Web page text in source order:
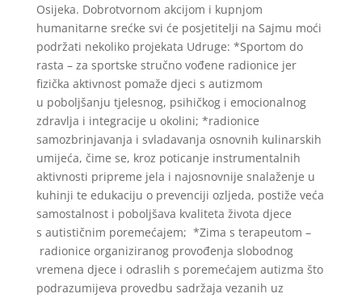
Osijeka. Dobrotvornom akcijom i kupnjom
humanitarne srećke svi će posjetitelji na Sajmu moći
podržati nekolikoprojekata Udruge: *Sportom do
rasta – za sportske stručno vođene radionice jer
fizička aktivnost pomaže djeci s autizmom
u poboljšanju tjelesnog, psihičkog i emocionalnog
zdravlja i integracije u okolini; *radionice
samozbrinjavanja i svladavanja osnovnih kulinarskih
umijeća, čime se, kroz poticanje instrumentalnih
aktivnosti pripreme jela i najosnovnije snalaženje u
kuhinji te edukaciju o prevenciji ozljeda, postiže veća
samostalnost i poboljšava kvaliteta života djece
s autističnim poremećajem; *Zima s terapeutom –
radionice organiziranog provođenja slobodnog
vremena djece i odraslih s poremećajem autizma što
podrazumijeva provedbu sadržaja vezanih uz